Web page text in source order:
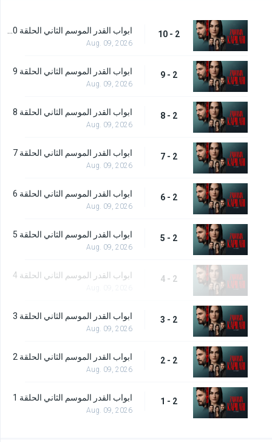
2 - 10
Aug. 09, 2026
2 - 9 ابواب القدر الموسم الثاني الحلقة 9
Aug. 09, 2026
2 - 8 ابواب القدر الموسم الثاني الحلقة 8
Aug. 09, 2026
2 - 7 ابواب القدر الموسم الثاني الحلقة 7
Aug. 09, 2026
2 - 6 ابواب القدر الموسم الثاني الحلقة 6
Aug. 09, 2026
2 - 5 ابواب القدر الموسم الثاني الحلقة 5
Aug. 09, 2026
2 - 4 ابواب القدر الموسم الثاني الحلقة 4
2 - 3 ابواب القدر الموسم الثاني الحلقة 3
Aug. 09, 2026
2 - 2 ابواب القدر الموسم الثاني الحلقة 2
Aug. 09, 2026
2 - 1 ابواب القدر الموسم الثاني الحلقة 1
Aug. 09, 2026